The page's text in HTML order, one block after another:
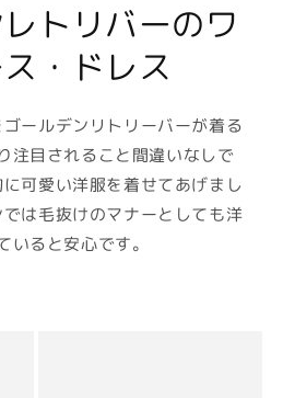
トリバーのワ
・ドレス
ールデンリトリーバーが着る
注目されること間違いなしで
可愛い洋服を着せてあげまし
は毛抜けのマナーとしても洋
いると安心です。